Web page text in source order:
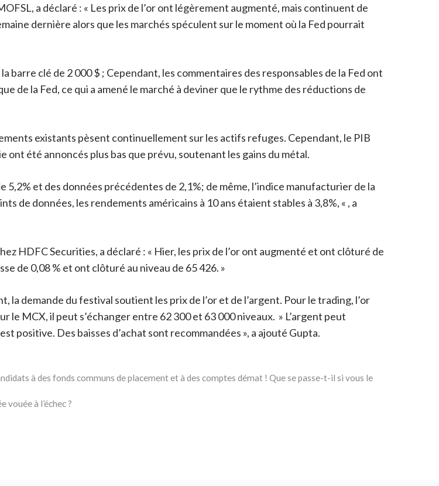
a déclaré : « Les prix de l’or ont légèrement augmenté, mais continuent de
dernière alors que les marchés spéculent sur le moment où la Fed pourrait
barre clé de 2 000 $ ; Cependant, les commentaires des responsables de la Fed ont
de la Fed, ce qui a amené le marché à deviner que le rythme des réductions de
existants pèsent continuellement sur les actifs refuges. Cependant, le PIB
ont été annoncés plus bas que prévu, soutenant les gains du métal.
5,2% et des données précédentes de 2,1%; de même, l’indice manufacturier de la
de données, les rendements américains à 10 ans étaient stables à 3,8%, « , a
HDFC Securities, a déclaré : « Hier, les prix de l’or ont augmenté et ont clôturé de
de 0,08 % et ont clôturé au niveau de 65 426. »
la demande du festival soutient les prix de l’or et de l’argent. Pour le trading, l’or
le MCX, il peut s’échanger entre 62 300 et 63 000 niveaux. » L’argent peut
positive. Des baisses d’achat sont recommandées », a ajouté Gupta.
à des fonds communs de placement et à des comptes démat ! Que se passe-t-il si vous le
vouée à l’échec ?